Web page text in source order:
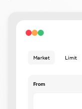
Market Limit
From